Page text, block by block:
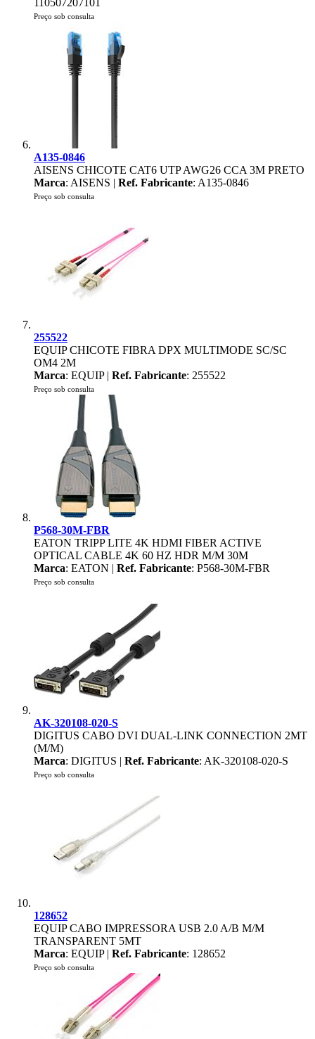
110507207101
Preço sob consulta
A135-0846
AISENS CHICOTE CAT6 UTP AWG26 CCA 3M PRETO
Marca: AISENS | Ref. Fabricante: A135-0846
Preço sob consulta
255522
EQUIP CHICOTE FIBRA DPX MULTIMODE SC/SC
OM4 2M
Marca: EQUIP | Ref. Fabricante: 255522
Preço sob consulta
P568-30M-FBR
EATON TRIPP LITE 4K HDMI FIBER ACTIVE
OPTICAL CABLE 4K 60 HZ HDR M/M 30M
Marca: EATON | Ref. Fabricante: P568-30M-FBR
Preço sob consulta
AK-320108-020-S
DIGITUS CABO DVI DUAL-LINK CONNECTION 2MT
(M/M)
Marca: DIGITUS | Ref. Fabricante: AK-320108-020-S
Preço sob consulta
128652
EQUIP CABO IMPRESSORA USB 2.0 A/B M/M
TRANSPARENT 5MT
Marca: EQUIP | Ref. Fabricante: 128652
Preço sob consulta